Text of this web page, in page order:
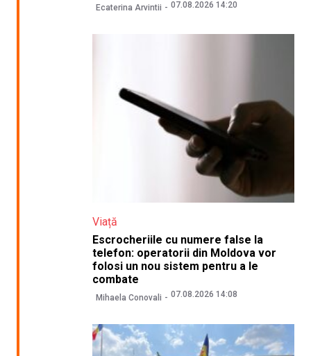
Ecaterina Arvintii 07.08.2026 14:20
Viață
Escrocheriile cu numere false la
telefon: operatorii din Moldova vor
folosi un nou sistem pentru a le
combate
Mihaela Conovali 07.08.2026 14:08